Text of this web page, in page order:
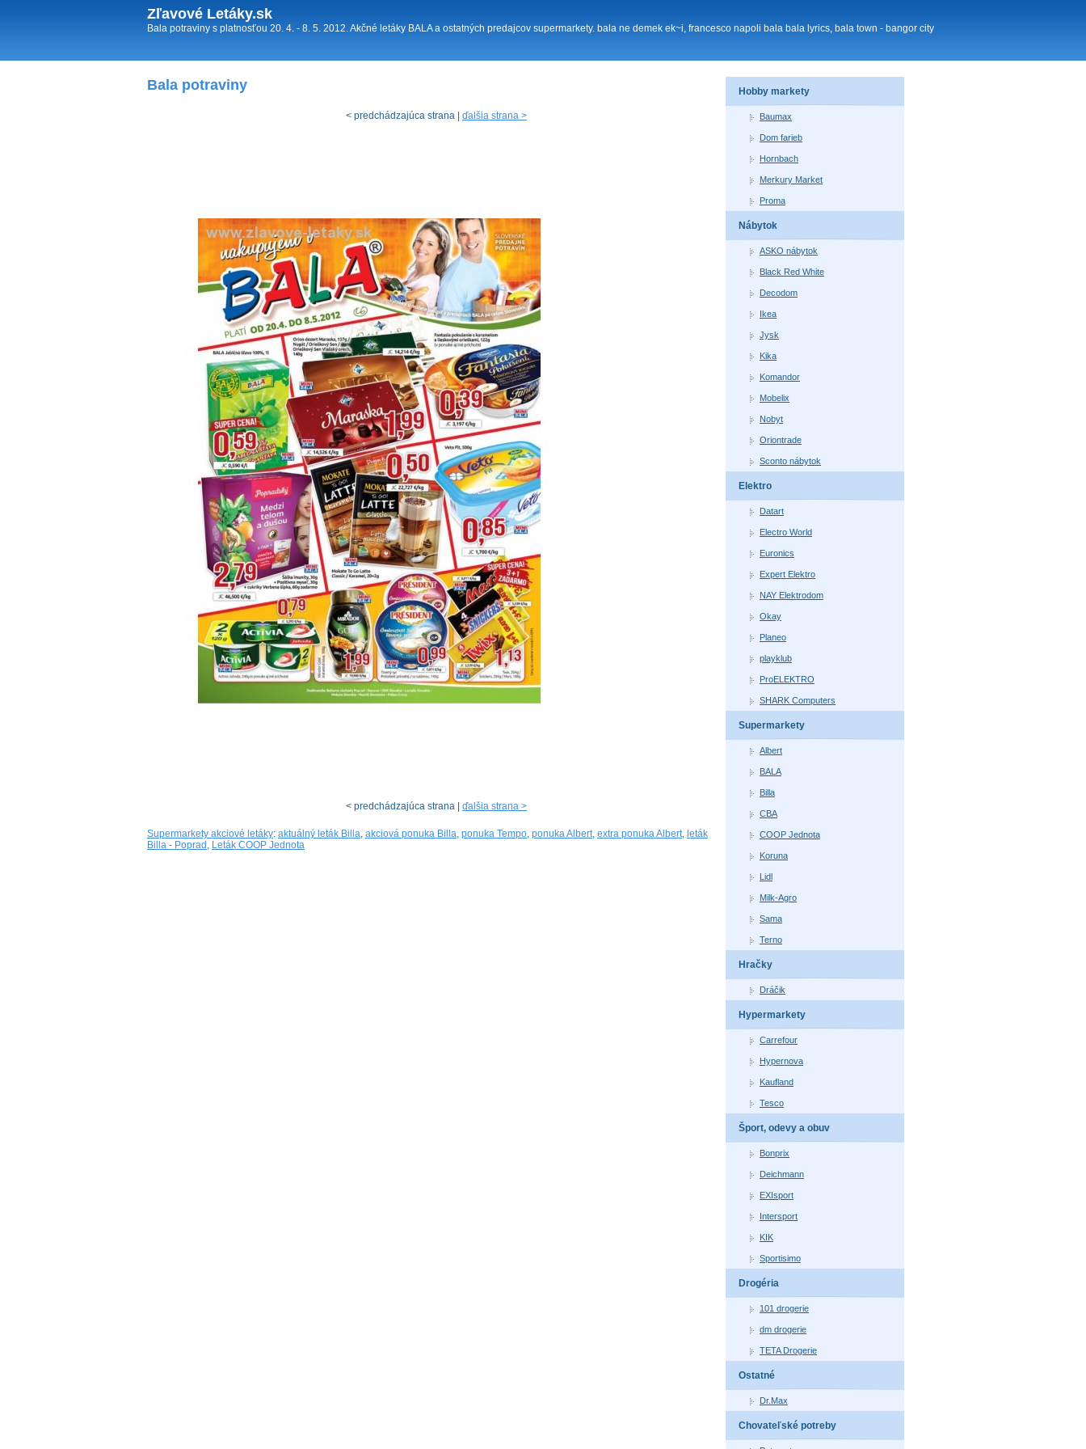
Zľavové Letáky.sk
Bala potraviny s platnosťou 20. 4. - 8. 5. 2012. Akčné letáky BALA a ostatných predajcov supermarkety. bala ne demek ek~i, francesco napoli bala bala lyrics, bala town - bangor city
Bala potraviny
< predchádzajúca strana | ďalšia strana >
< predchádzajúca strana | ďalšia strana >
Supermarkety akciové letáky: aktuálný leták Billa, akciová ponuka Billa, ponuka Tempo, ponuka Albert, extra ponuka Albert, leták
Billa - Poprad , Leták COOP Jednota
Hobby markety
Baumax
Dom farieb
Hornbach
Merkury Market
Proma
Nábytok
ASKO nábytok
Black Red White
Decodom
Ikea
Jysk
Kika
Komandor
Mobelix
Nobyt
Oriontrade
Sconto nábytok
Elektro
Datart
Electro World
Euronics
Expert Elektro
NAY Elektrodom
Okay
Planeo
playklub
ProELEKTRO
SHARK Computers
Supermarkety
Albert
BALA
Billa
CBA
COOP Jednota
Koruna
Lidl
Milk-Agro
Sama
Terno
Hračky
Dráčik
Hypermarkety
Carrefour
Hypernova
Kaufland
Tesco
Šport, odevy a obuv
Bonprix
Deichmann
EXIsport
Intersport
KIK
Sportisimo
Drogéria
101 drogerie
dm drogerie
TETA Drogerie
Ostatné
Dr.Max
Chovateľské potreby